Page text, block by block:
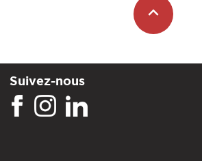
Suivez-nous